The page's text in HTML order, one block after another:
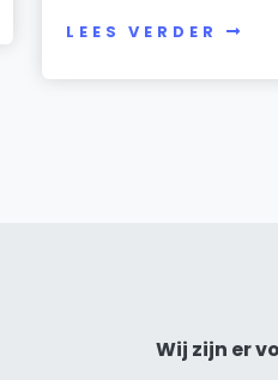
LEES VERDER
Wij zijn er